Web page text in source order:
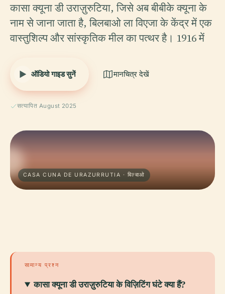
कासा क्यूना डी उराज़ुरुटिया, जिसे अब बीबीके क्यूना के
नाम से जाना जाता है, बिलबाओ ला विएजा के केंद्र में एक
वास्तुशिल्प और सांस्कृतिक मील का पत्थर है। 1916 में
ऑडियो गाइड सुनें मानचित्र देखें
सत्यापित August 2025
CASA CUNA DE URAZURRUTIA · बिल्बाओ
सामान्य प्रश्न
कासा क्यूना डी उराज़ुरुटिया के विज़िटिंग घंटे क्या हैं?